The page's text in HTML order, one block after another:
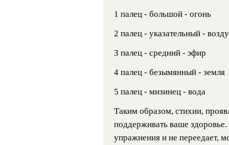
1 палец - большой - огонь
2 палец - указательный -
3 палец - средний - эфир
4 палец - безымянный - земля
5 палец - мизинец - вода
Таким образом, стихии,
поддерживать ваше
упражнения и не переедает,